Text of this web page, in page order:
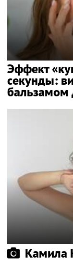
Эффект
секунды:
бальзамом
Камила